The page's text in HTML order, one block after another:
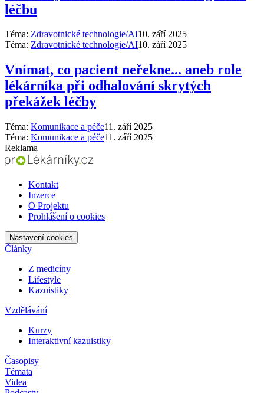
léčbu
Téma: Zdravotnické technologie/AI10. září 2025
Téma: Zdravotnické technologie/AI10. září 2025
Vnímat, co pacient neřekne... aneb role
lékárníka při odhalování skrytých
překážek léčby
Téma: Komunikace a péče11. září 2025
Téma: Komunikace a péče11. září 2025
Reklama
Kontakt
Inzerce
O Projektu
Prohlášení o cookies
Nastavení cookies
Články
Z medicíny
Lifestyle
Kazuistiky
Vzdělávání
Kurzy
Interaktivní kazuistiky
Časopisy
Témata
Videa